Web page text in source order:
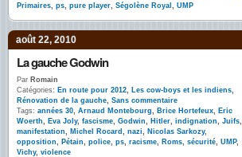
Primaires, ps, pure player, Ségolène Royal , UMP
août 22, 2010
La gauche Godwin
Par Romain
Catégories: En route pour 2012, Les cow-boys et les indiens,
Rénovation de la gauche, Sans commentaire
Tags: années 30, Arnaud Montebourg, Brice Hortefeux, Eric
Woerth, Eva Joly, fascisme, Godwin, Hitler, indignation, Juifs,
manifestation, Michel Rocard , nazi, Nicolas Sarkozy,
opposition, Pétain, police, ps, racisme, Roms, sécurité, UMP,
Vichy, violence